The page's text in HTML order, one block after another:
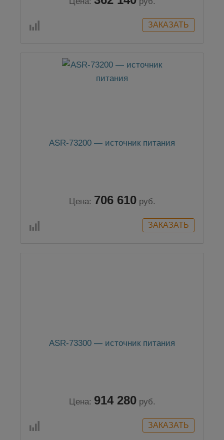
ASR-73200 — источник питания
Цена: 706 610 руб.
ASR-73300 — источник питания
Цена: 914 280 руб.